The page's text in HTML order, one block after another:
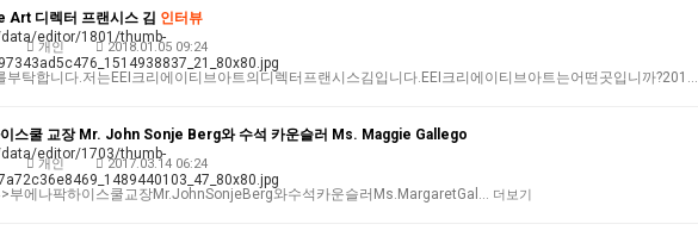
Art 디렉터 프랜시스 김 인터뷰
개인 2018.01.05 09:24
부탁합니다.저는EEI크리에이티브아트의디렉터프랜시스김입니다.EEI크리에이티브아트는어떤곳입니까?201…
스쿨 교장 Mr. John Sonje Berg와 수석 카운슬러 Ms. Maggie Gallego
개인 2017.03.14 06:24
부에나팍하이스쿨교장Mr.JohnSonjeBerg와수석카운슬러Ms.MargaretGal… 더보기